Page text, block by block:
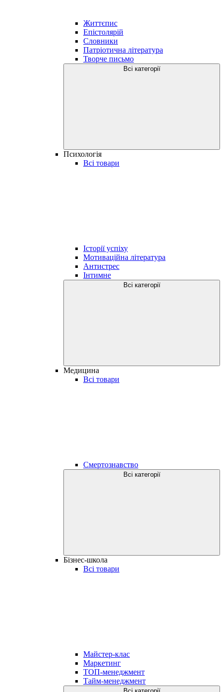
Життєпис
Епістолярій
Словники
Патріотична література
Творче письмо
Всі категорії
Психологія
Всі товари
Історії успіху
Мотиваційна література
Антистрес
Інтимне
Всі категорії
Медицина
Всі товари
Смертознавство
Всі категорії
Бізнес-школа
Всі товари
Майстер-клас
Маркетинг
ТОП-менеджмент
Тайм-менеджмент